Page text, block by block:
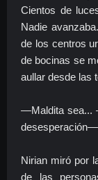
Cientos de
Nadie
de los centros
de bocinas se
aullar desde las
—Maldita sea...
Nirian miró por
de las